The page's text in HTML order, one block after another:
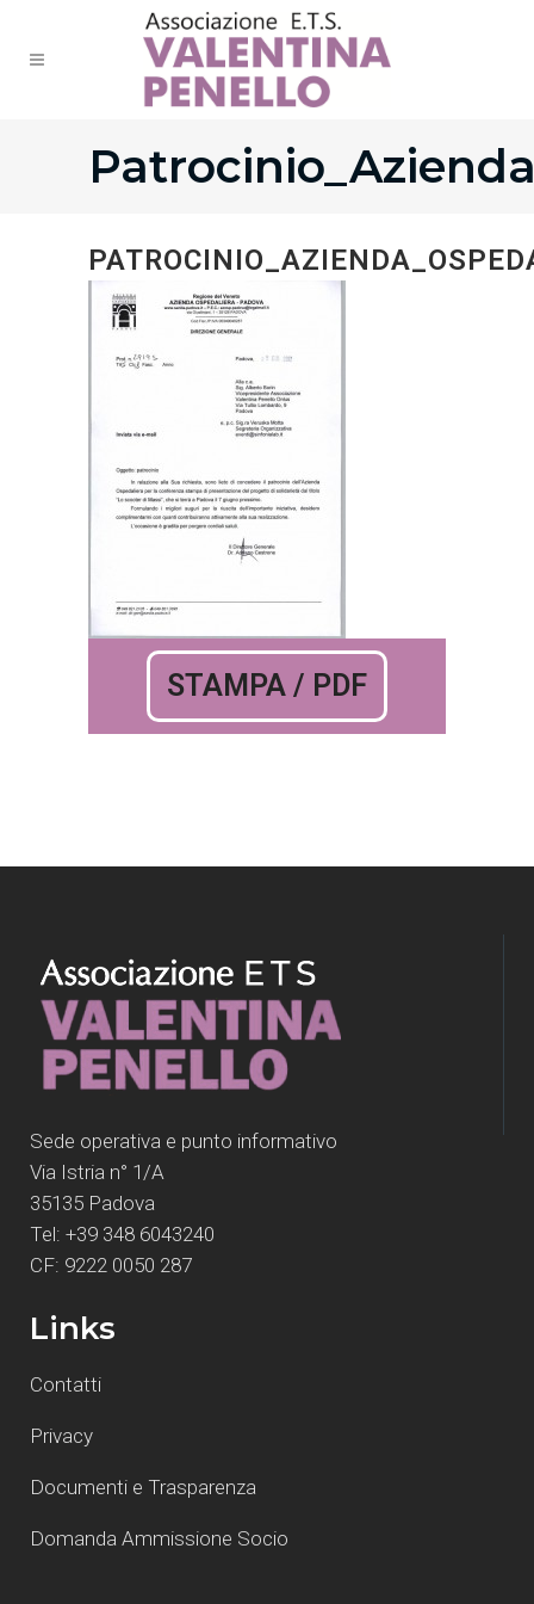
STAMPA / PDF
Sede operativa e punto informativo
Via Istria n° 1/A
35135 Padova
Tel: +39 348 6043240
CF: 9222 0050 287
Links
Contatti
Privacy
Documenti e Trasparenza
Domanda Ammissione Socio